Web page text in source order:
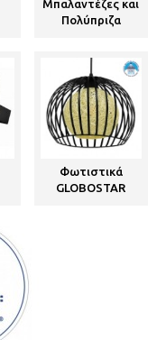
Μπαλαντέζες και
Πολύπριζα
Φωτιστικά
GLOBOSTAR